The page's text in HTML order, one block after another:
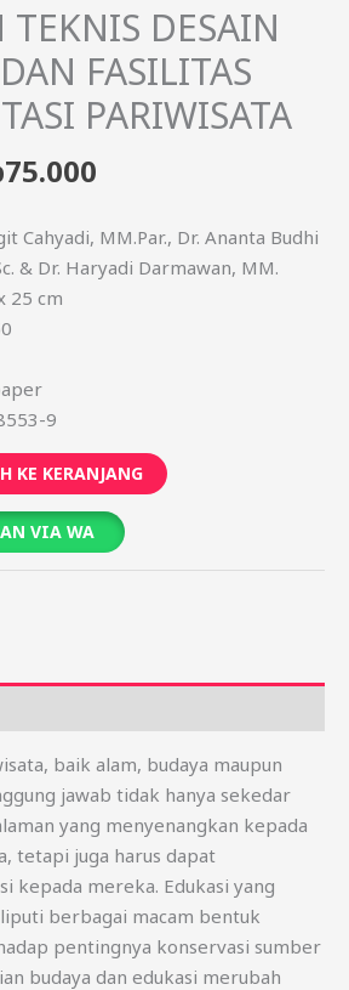
DESAIN
FASILITAS
PARIWISATA
75.000
Cahyadi, MM.Par., Dr. Ananta Budhi
& Dr. Haryadi Darmawan, MM.
25 cm
9
KE KERANJANG
VIA WA
baik alam, budaya maupun
jawab tidak hanya sekedar
yang menyenangkan kepada
tetapi juga harus dapat
kepada mereka. Edukasi yang
berbagai macam bentuk
pentingnya konservasi sumber
budaya dan edukasi merubah